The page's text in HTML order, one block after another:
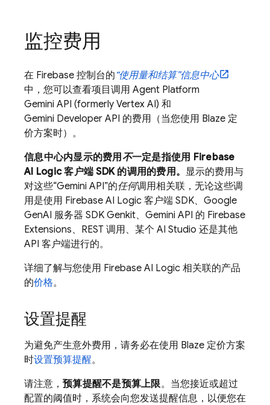
监控费用
在 Firebase 控制台的 “使用量和结算”信息中心
中，您可以查看项目调用 Agent Platform
Gemini API (formerly Vertex AI) 和
Gemini Developer API 的费用（当您使用 Blaze 定
价方案时）。
信息中心内显示的费用不一定是指使用 Firebase
AI Logic客户端 SDK 的调用的费用。 显示的费用与
对这些“Gemini API”的任何调用相关联，无论这些调
用是使用 Firebase AI Logic 客户端 SDK、Google
GenAI 服务器 SDK Genkit、 Gemini API 的 Firebase
Extensions、REST 调用、某个 AI Studio 还是其他
API 客户端进行的。
详细了解与您使用 Firebase AI Logic 相关联的产品
的价格。
设置提醒
为避免产生意外费用，请务必在使用 Blaze 定价方案
时设置预算提醒。
请注意， 预算提醒不是预算上限。当您接近或超过
配置的阈值时，系统会向您发送提醒信息，以便您在